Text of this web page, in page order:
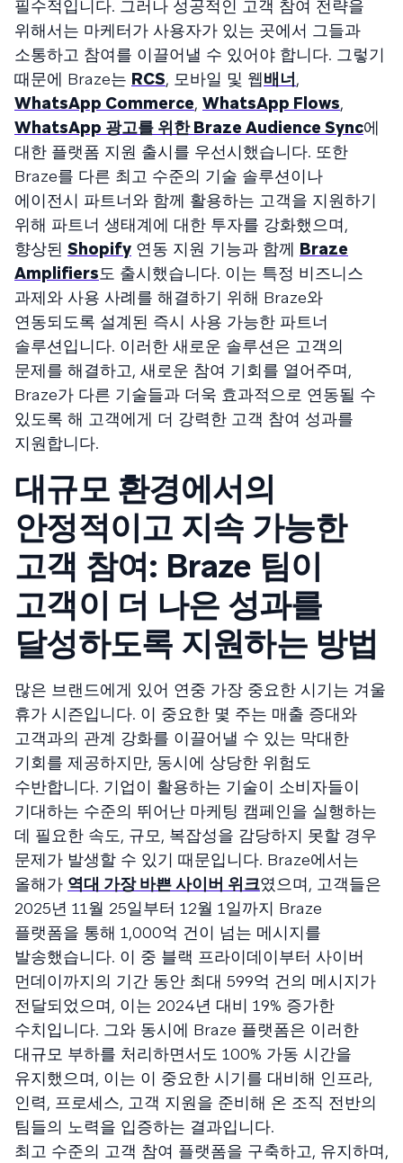
필수적입니다. 그러나 성공적인 고객 참여 전략을
위해서는 마케터가 사용자가 있는 곳에서 그들과
소통하고 참여를 이끌어낼 수 있어야 합니다. 그렇기
때문에 Braze는 RCS, 모바일 및 웹배너,
WhatsApp Commerce, WhatsApp Flows,
WhatsApp 광고를 위한 Braze Audience Sync에
대한 플랫폼 지원 출시를 우선시했습니다. 또한
Braze를 다른 최고 수준의 기술 솔루션이나
에이전시 파트너와 함께 활용하는 고객을 지원하기
위해 파트너 생태계에 대한 투자를 강화했으며,
향상된 Shopify 연동 지원 기능과 함께 Braze
Amplifiers도 출시했습니다. 이는 특정 비즈니스
과제와 사용 사례를 해결하기 위해 Braze와
연동되도록 설계된 즉시 사용 가능한 파트너
솔루션입니다. 이러한 새로운 솔루션은 고객의
문제를 해결하고, 새로운 참여 기회를 열어주며,
Braze가 다른 기술들과 더욱 효과적으로 연동될 수
있도록 해 고객에게 더 강력한 고객 참여 성과를
지원합니다.
대규모 환경에서의
안정적이고 지속 가능한
고객 참여: Braze 팀이
고객이 더 나은 성과를
달성하도록 지원하는 방법
많은 브랜드에게 있어 연중 가장 중요한 시기는 겨울
휴가 시즌입니다. 이 중요한 몇 주는 매출 증대와
고객과의 관계 강화를 이끌어낼 수 있는 막대한
기회를 제공하지만, 동시에 상당한 위험도
수반합니다. 기업이 활용하는 기술이 소비자들이
기대하는 수준의 뛰어난 마케팅 캠페인을 실행하는
데 필요한 속도, 규모, 복잡성을 감당하지 못할 경우
문제가 발생할 수 있기 때문입니다. Braze에서는
올해가 역대 가장 바쁜 사이버 위크였으며, 고객들은
2025년 11월 25일부터 12월 1일까지 Braze
플랫폼을 통해 1,000억 건이 넘는 메시지를
발송했습니다. 이 중 블랙 프라이데이부터 사이버
먼데이까지의 기간 동안 최대 599억 건의 메시지가
전달되었으며, 이는 2024년 대비 19% 증가한
수치입니다. 그와 동시에 Braze 플랫폼은 이러한
대규모 부하를 처리하면서도 100% 가동 시간을
유지했으며, 이는 이 중요한 시기를 대비해 인프라,
인력, 프로세스, 고객 지원을 준비해 온 조직 전반의
팀들의 노력을 입증하는 결과입니다.
최고 수준의 고객 참여 플랫폼을 구축하고, 유지하며,